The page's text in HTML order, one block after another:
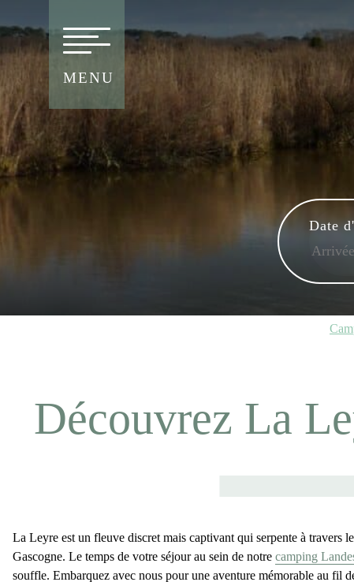
MENU
Date
Découvrez La
La Leyre est un fleuve discret mais captivant qui serpente à travers
Gascogne. Le temps de votre séjour au sein de notre camping
souffle. Embarquez avec nous pour une aventure mémorable au fil